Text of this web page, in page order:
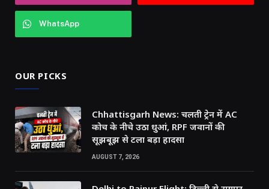
WhatsApp
OUR PICKS
Chhattisgarh News: चलती ट्रेन में AC
कोच के नीचे उठा धुआं, RPF जवानों की
सूझबूझ से टला बड़ा हादसा
AUGUST 7, 2026